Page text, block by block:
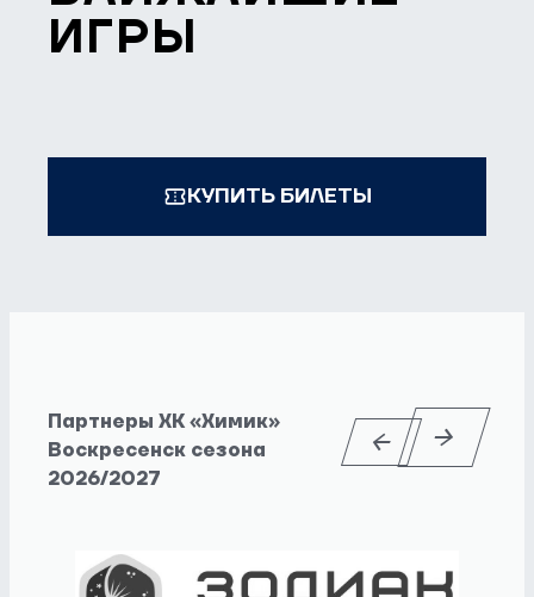
ИГРЫ
КУПИТЬ БИЛЕТЫ
Партнеры ХК «Химик»
Воскресенск сезона
2026/2027